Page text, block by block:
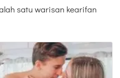
satu warisan kearifan